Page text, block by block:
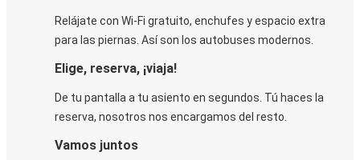
Relájate con Wi-Fi gratuito, enchufes y espacio extra
para las piernas. Así son los autobuses modernos.
Elige, reserva, ¡viaja!
De tu pantalla a tu asiento en segundos. Tú haces la
reserva, nosotros nos encargamos del resto.
Vamos juntos